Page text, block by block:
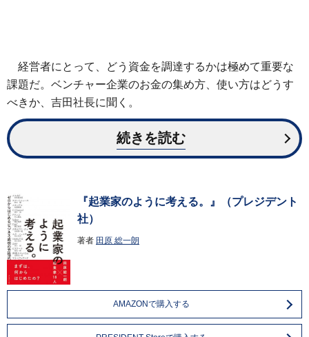
経営者にとって、どう資金を調達するかは極めて重要な
課題だ。ベンチャー企業のお金の集め方、使い方はどうす
べきか、吉田社長に聞く。
続きを読む
『起業家のように考える。』（プレジデント
社）
著者 田原 総一朗
AMAZONで購入する